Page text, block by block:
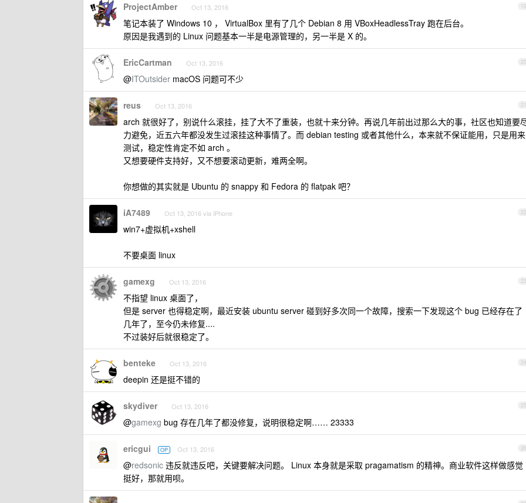
19
ProjectAmber Oct 13, 2016
笔记本装了 Windows 10 ， VirtualBox 里有了几个 Debian 8 用 VBoxHeadlessTray 跑在后台。
原因是我遇到的 Linux 问题基本一半是电源管理的，另一半是 X 的。
20
EricCartman Oct 13, 2016
@ITOutsider macOS 问题可不少
21
reus Oct 13, 2016
arch 就很好了，别说什么滚挂，挂了大不了重装，也就十来分钟。再说几年前出过那么大的事，社区也知道要
力避免，近五六年都没发生过滚挂这种事情了。而 debian testing 或者其他什么，本来就不保证能用，只是用来
测试，稳定性肯定不如 arch 。
又想要硬件支持好，又不想要滚动更新，难两全啊。
你想做的其实就是 Ubuntu 的 snappy 和 Fedora 的 flatpak 吧？
22
iA7489 Oct 13, 2016 via iPhone
win7+虚拟机+xshell
不要桌面 linux
23
gamexg Oct 13, 2016
不指望 linux 桌面了，
但是 server 也得稳定啊，最近安装 ubuntu server 碰到好多次同一个故障，搜索一下发现这个 bug 已经存在了
几年了，至今仍未修复....
不过装好后就很稳定了。
24
benteke Oct 13, 2016
deepin 还是挺不错的
25
skydiver Oct 13, 2016
@gamexg bug 存在几年了都没修复，说明很稳定啊…… 23333
26
ericgui OP Oct 13, 2016
@redsonic 违反就违反吧，关键要解决问题。 Linux 本身就是采取 pragamatism 的精神。商业软件这样做感觉
挺好，那就用呗。